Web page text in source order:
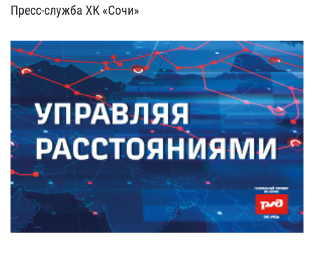
Пресс-служба ХК «Сочи»